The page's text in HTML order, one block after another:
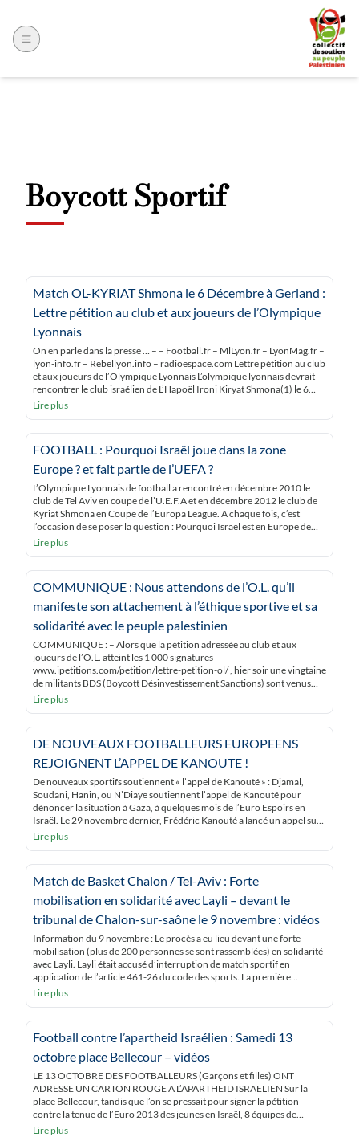
Boycott Sportif
Match OL-KYRIAT Shmona le 6 Décembre à Gerland :
Lettre pétition au club et aux joueurs de l’Olympique
Lyonnais
On en parle dans la presse … – – Football.fr – MlLyon.fr – LyonMag.fr –
lyon-info.fr – Rebellyon.info – radioespace.com Lettre pétition au club
et aux joueurs de l’Olympique Lyonnais L’olympique lyonnais devrait
rencontrer le club israélien de L’Hapoël Ironi Kiryat Shmona(1) le 6
décembre au stade de Gerland. Cette rencontre suit de près les […]
Lire plus
FOOTBALL : Pourquoi Israël joue dans la zone
Europe ? et fait partie de l’UEFA ?
L’Olympique Lyonnais de football a rencontré en décembre 2010 le
club de Tel Aviv en coupe de l’U.E.F.A et en décembre 2012 le club de
Kyriat Shmona en Coupe de l’Europa League. A chaque fois, c’est
l’occasion de se poser la question : Pourquoi Israël est en Europe de
football ???? Nous reproduisons ci-dessous des […]
Lire plus
COMMUNIQUE : Nous attendons de l’O.L. qu’il
manifeste son attachement à l’éthique sportive et sa
solidarité avec le peuple palestinien
COMMUNIQUE : – Alors que la pétition adressée au club et aux
joueurs de l’O.L. atteint les 1 000 signatures
www.ipetitions.com/petition/lettre-petition-ol/ , hier soir une vingtaine
de militants BDS (Boycott Désinvestissement Sanctions) sont venus
obtenir une réponse du club au magasin de l’O.L situé au centre ville. –
Lire plus
DE NOUVEAUX FOOTBALLEURS EUROPEENS
REJOIGNENT L’APPEL DE KANOUTE !
De nouveaux sportifs soutiennent « l’appel de Kanouté » : Djamal,
Soudani, Hanin, ou N’Diaye soutiennent l’appel de Kanouté pour
dénoncer la situation à Gaza, à quelques mois de l’Euro Espoirs en
Israël. Le 29 novembre dernier, Frédéric Kanouté a lancé un appel sur
son site officiel : « Des footballeurs européens déclarent leur soutien à
Lire plus
Match de Basket Chalon / Tel-Aviv : Forte
mobilisation en solidarité avec Layli – devant le
tribunal de Chalon-sur-saône le 9 novembre : vidéos
Information du 9 novembre : Le procès a eu lieu devant une forte
mobilisation (plus de 200 personnes se sont rassemblées) en solidarité
avec Layli. Layli était accusé d’interruption de match sportif en
application de l’article 461-26 du code des sports. La première
inculpation d’incitation à la haine raciale avait été abandonnée, car
Lire plus
Football contre l’apartheid Israélien : Samedi 13
octobre place Bellecour – vidéos
LE 13 OCTOBRE DES FOOTBALLEURS (Garçons et filles) ONT
ADRESSE UN CARTON ROUGE A L’APARTHEID ISRAELIEN Sur la
place Bellecour, tandis que l’on se pressait pour signer la pétition
contre la tenue de l’Euro 2013 des jeunes en Israël, 8 équipes de
« sixtes » se sont rencontrées. Elles étaient composées de filles de 7 à 35
Lire plus